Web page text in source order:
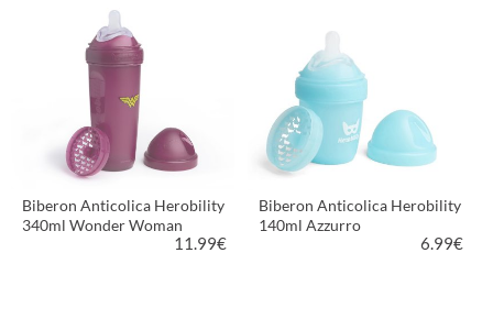
VEDI PRODOTTO
Biberon Anticolica Herobility
340ml Wonder Woman
11.99€
Biberon Anticolica Herobility
140ml Azzurro
6.99€